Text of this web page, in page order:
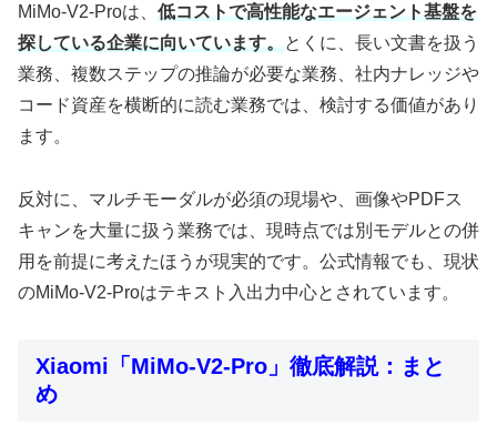
MiMo-V2-Proは、 低コストで高性能なエージェント基盤を
探している企業に向いています。
とくに、長い文書を扱う
業務、複数ステップの推論が必要な業務、社内ナレッジや
コード資産を横断的に読む業務では、検討する価値があり
ます。
反対に、マルチモーダルが必須の現場や、画像やPDFス
キャンを大量に扱う業務では、現時点では別モデルとの併
用を前提に考えたほうが現実的です。公式情報でも、現状
のMiMo-V2-Proはテキスト入出力中心とされています。
Xiaomi「MiMo-V2-Pro」徹底解説：まと
め